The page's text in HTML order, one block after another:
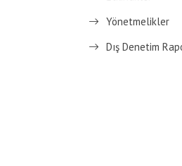
Yönetmelikler
Dış Denetim